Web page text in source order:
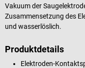
Vakuum der
Zusammensetzung des
und wasserlöslich.
Produktdetails
Elektroden-